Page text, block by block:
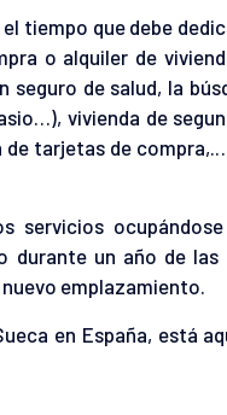
tiempo que debe
o alquiler de
de salud, la
vivienda de
tarjetas de
servicios
durante un año de
emplazamiento.
en España, está